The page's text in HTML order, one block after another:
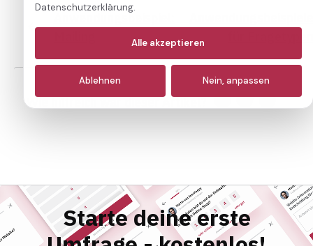
Anwendungsbeispiel:
Wie hilfreich war dieser Artikel?
Starte deine erste
Datenschutzerklärung.
(immer aktiv)
Analyse
Marketing
Alle akzeptieren
Ablehnen Nein, anpassen